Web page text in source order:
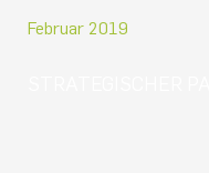
Februar 2019